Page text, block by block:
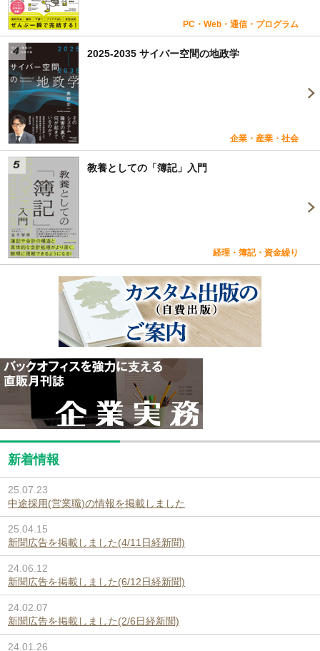
PC・Web・通信・プログラム
2025-2035 サイバー空間の地政学
企業・産業・社会
教養としての「簿記」入門
経理・簿記・資金繰り
新着情報
25.07.23
中途採用(営業職)の情報を掲載しました
25.04.15
新聞広告を掲載しました(4/11日経新聞)
24.06.12
新聞広告を掲載しました(6/12日経新聞)
24.02.07
新聞広告を掲載しました(2/6日経新聞)
24.01.26